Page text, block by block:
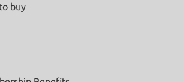
buy